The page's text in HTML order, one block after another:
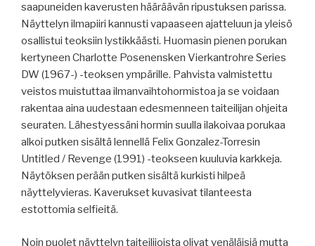
saapuneiden kaverusten hääräävän ripustuksen parissa.
Näyttelyn ilmapiiri kannusti vapaaseen ajatteluun ja yleisö
osallistui teoksiin lystikkäästi. Huomasin pienen porukan
kertyneen Charlotte Posenensken Vierkantrohre Series
DW (1967-) -teoksen ympärille. Pahvista valmistettu
veistos muistuttaa ilmanvaihtohormistoa ja se voidaan
rakentaa aina uudestaan edesmenneen taiteilijan ohjeita
seuraten. Lähestyessäni hormin suulla ilakoivaa porukaa
alkoi putken sisältä lennellä Felix Gonzalez-Torresin
Untitled / Revenge (1991) -teokseen kuuluvia karkkeja.
Näytöksen perään putken sisältä kurkisti hilpeä
näyttelyvieras. Kaverukset kuvasivat tilanteesta
estottomia selfieitä.
Noin puolet näyttelyn taiteilijoista olivat venäläisiä mutta